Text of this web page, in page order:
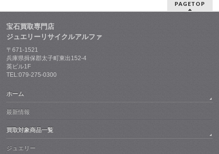
PAGETOP
宝石買取専門店
ジュエリーリサイクルアルファ
〒671-1521
兵庫県揖保郡太子町東出152-4
英ビル1F
TEL:079-275-0300
ホーム
最新情報
買取対象商品一覧
ジュエリー